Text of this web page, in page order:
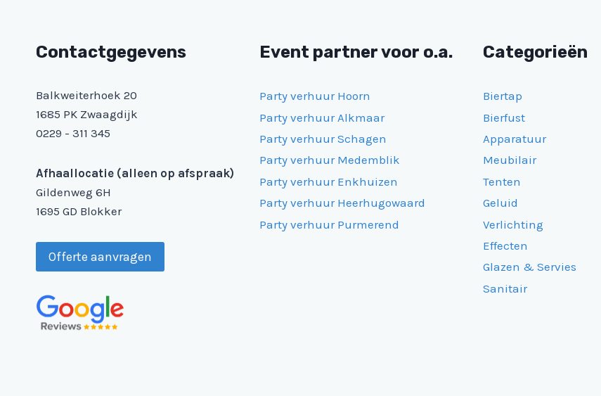
Contactgegevens
Balkweiterhoek 20
1685 PK Zwaagdijk
0229 - 311 345
Afhaallocatie (alleen op afspraak)
Gildenweg 6H
1695 GD Blokker
Offerte aanvragen
Event partner voor o.a.
Party verhuur Hoorn
Party verhuur Alkmaar
Party verhuur Schagen
Party verhuur Medemblik
Party verhuur Enkhuizen
Party verhuur Heerhugowaard
Party verhuur Purmerend
Categorieën
Biertap
Bierfust
Apparatuur
Meubilair
Tenten
Geluid
Verlichting
Effecten
Glazen & Servies
Sanitair